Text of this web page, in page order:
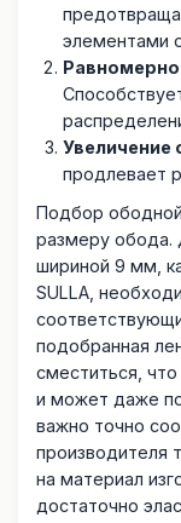
элементами
Увеличение
продлевает
Подбор
размеру
шириной 9 мм,
SULLA,
подобранная
сместиться,
и может даже
важно точно
производителя
на материал
достаточно